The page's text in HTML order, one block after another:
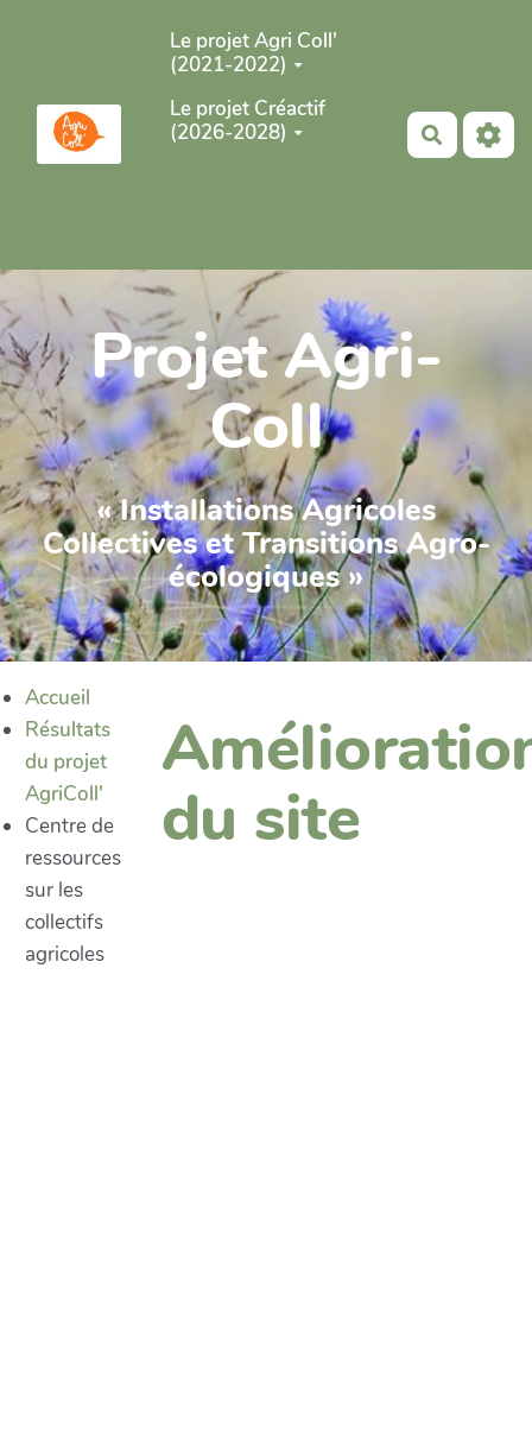
Aller au contenu principalLe projet Agri Coll'
(2021-2022)
Le projet Créactif
(2026-2028)
Projet Agri-
Coll
« Installations Agricoles
Collectives et Transitions Agro-
écologiques »
Accueil
Résultats
du projet
AgriColl'
Centre de
ressources
sur les
collectifs
agricoles
du site